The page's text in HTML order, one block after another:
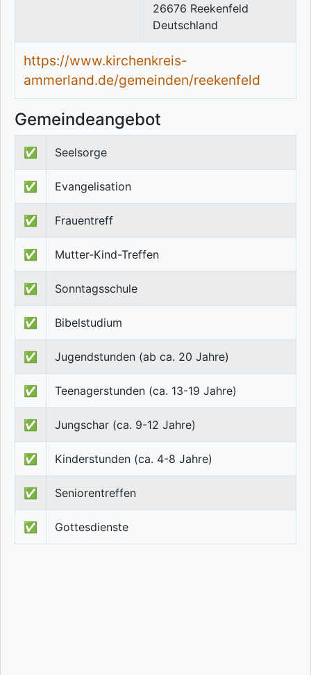
26676 Reekenfeld
Deutschland
https://www.kirchenkreis-
ammerland.de/gemeinden/reekenfeld
Gemeindeangebot
✅ Seelsorge
✅ Evangelisation
✅ Frauentreff
✅ Mutter-Kind-Treffen
✅ Sonntagsschule
✅ Bibelstudium
✅ Jugendstunden (ab ca. 20 Jahre)
✅ Teenagerstunden (ca. 13-19 Jahre)
✅ Jungschar (ca. 9-12 Jahre)
✅ Kinderstunden (ca. 4-8 Jahre)
✅ Seniorentreffen
✅ Gottesdienste